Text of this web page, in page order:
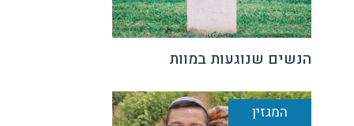
הנשים שנוגעות במוות
המגזין